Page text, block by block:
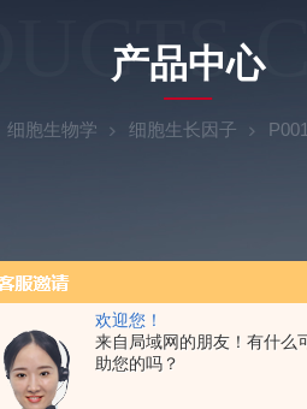
欢迎您！
来自局域网的朋友！有什么
助您的吗？
产品中心
细胞生物学 细胞生长因子
养基 G1340Masson三色染色试剂